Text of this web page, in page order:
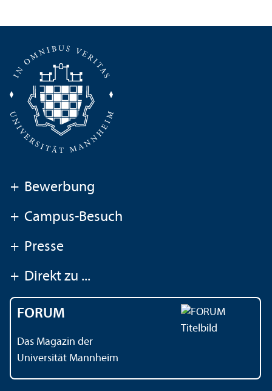
+ Bewerbung
+ Campus-Besuch
+ Presse
+ Direkt zu ...
FORUM
Das Magazin der
Universität Mannheim